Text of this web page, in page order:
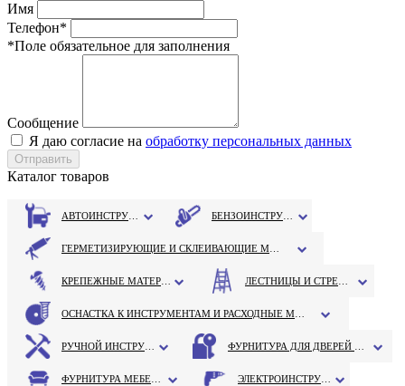
Имя
Телефон*
*Поле обязательное для заполнения
Сообщение
Я даю согласие на обработку персональных данных
Каталог товаров